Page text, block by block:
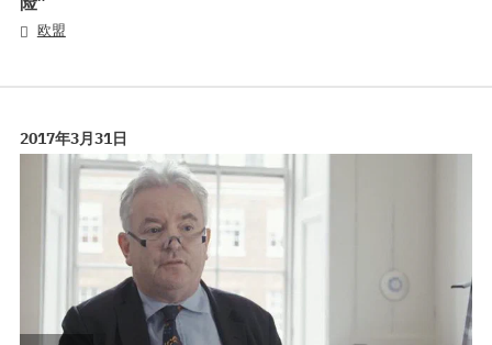
欧盟
2017年3月31日